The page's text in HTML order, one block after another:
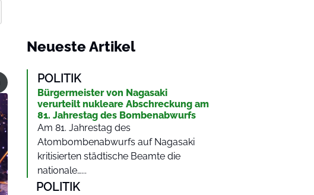
Neueste Artikel
POLITIK
Bürgermeister von Nagasaki
verurteilt nukleare Abschreckung am
81. Jahrestag des Bombenabwurfs
Am 81. Jahrestag des
Atombombenabwurfs auf Nagasaki
kritisierten städtische Beamte die
nationale…...
POLITIK